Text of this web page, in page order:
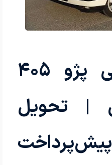
خرید اقساطی پژو 405
| تحویل